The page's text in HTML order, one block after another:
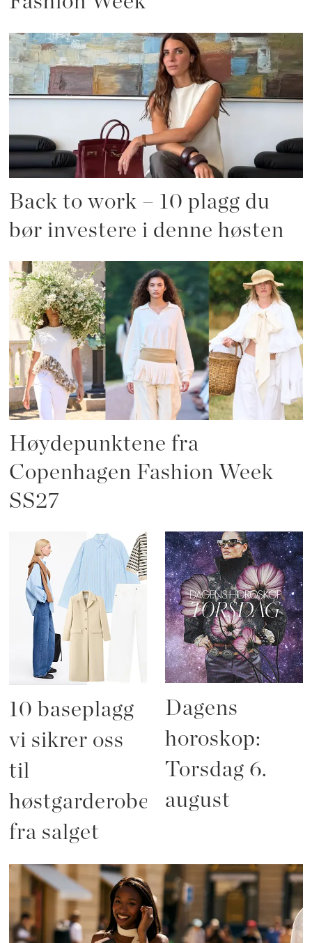
Back to work – 10 plagg du
bør investere i denne høsten
Høydepunktene fra
Copenhagen Fashion Week
SS27
10 baseplagg
vi sikrer oss
til
høstgarderoben
fra salget
Dagens
horoskop:
Torsdag 6.
august